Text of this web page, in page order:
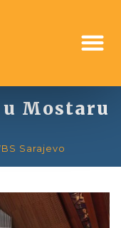
Mostaru
Sarajevo